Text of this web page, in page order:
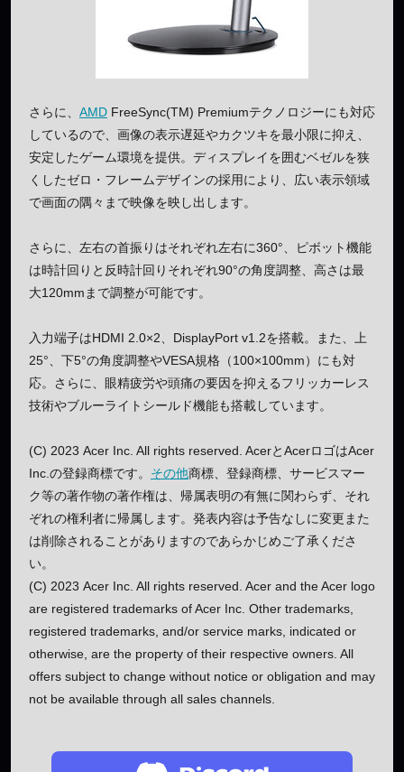
さらに、 AMD FreeSync(TM) Premiumテクノロジーにも対応
しているので、画像の表示遅延やカクツキを最小限に抑え、
安定したゲーム環境を提供。ディスプレイを囲むベゼルを狭
くしたゼロ・フレームデザインの採用により、広い表示領域
で画面の隅々まで映像を映し出します。
さらに、左右の首振りはそれぞれ左右に360°、ピボット機能
は時計回りと反時計回りそれぞれ90°の角度調整、高さは最
大120mmまで調整が可能です。
入力端子はHDMI 2.0×2、DisplayPort v1.2を搭載。また、上
25°、下5°の角度調整やVESA規格（100×100mm）にも対
応。さらに、眼精疲労や頭痛の要因を抑えるフリッカーレス
技術やブルーライトシールド機能も搭載しています。
(C) 2023 Acer Inc. All rights reserved. AcerとAcerロゴはAcer
Inc.の登録商標です。 その他商標、登録商標、サービスマー
ク等の著作物の著作権は、帰属表明の有無に関わらず、それ
ぞれの権利者に帰属します。発表内容は予告なしに変更また
は削除されることがありますのであらかじめご了承くださ
い。
(C) 2023 Acer Inc. All rights reserved. Acer and the Acer logo
are registered trademarks of Acer Inc. Other trademarks,
registered trademarks, and/or service marks, indicated or
otherwise, are the property of their respective owners. All
offers subject to change without notice or obligation and may
not be available through all sales channels.